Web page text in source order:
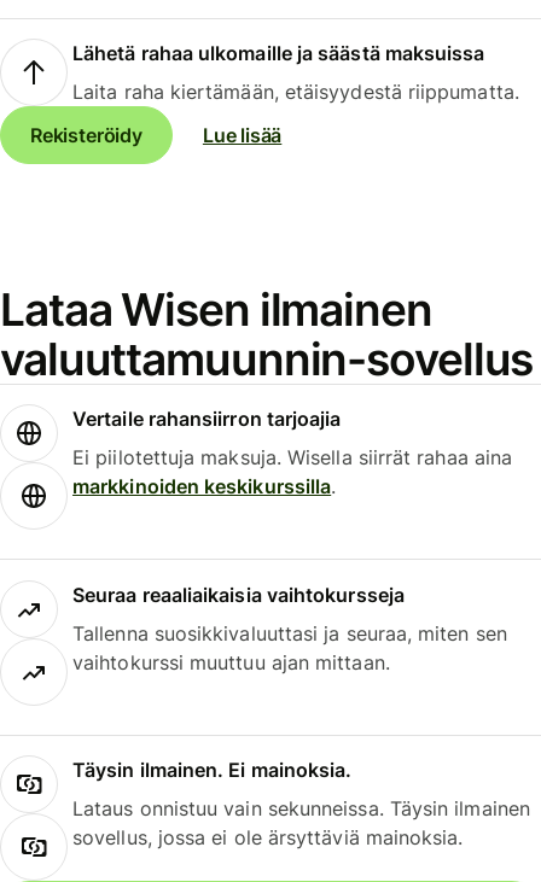
Lähetä rahaa ulkomaille ja säästä maksuissa
Laita raha kiertämään, etäisyydestä riippumatta.
Rekisteröidy
Lue lisää
Lataa Wisen ilmainen
valuuttamuunnin-sovellus
Vertaile rahansiirron tarjoajia
Ei piilotettuja maksuja. Wisella siirrät rahaa aina
markkinoiden keskikurssilla.
Seuraa reaaliaikaisia vaihtokursseja
Tallenna suosikkivaluuttasi ja seuraa, miten sen
vaihtokurssi muuttuu ajan mittaan.
Täysin ilmainen. Ei mainoksia.
Lataus onnistuu vain sekunneissa. Täysin ilmainen
sovellus, jossa ei ole ärsyttäviä mainoksia.